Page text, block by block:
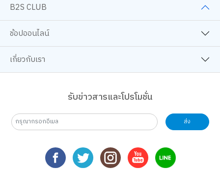
B2S CLUB
ช้อปออนไลน์
เกี่ยวกับเรา
รับข่าวสารและโปรโมชั่น
ส่ง